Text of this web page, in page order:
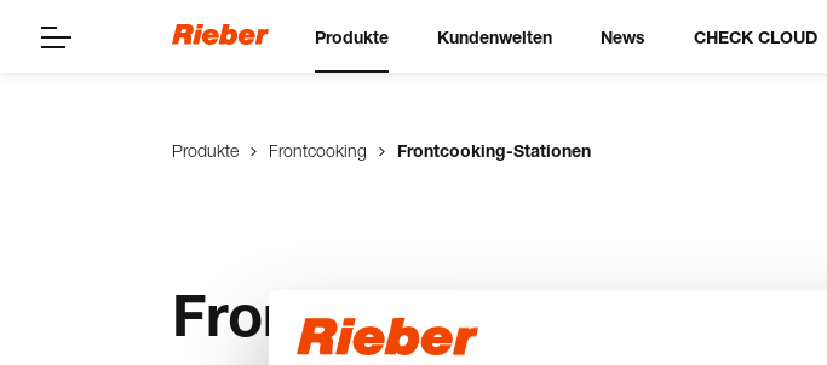
Produkte Kundenwelten News CHECK CLOUD
Produkte Frontcooking Frontcooking-Stationen
Frontcooking-Stationen